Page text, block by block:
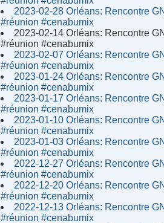
2023-02-28 Orléans: Rencontre
#réunion #cenabumix
2023-02-14 Orléans: Rencontre
#réunion #cenabumix
2023-02-07 Orléans: Rencontre
#réunion #cenabumix
2023-01-24 Orléans: Rencontre
#réunion #cenabumix
2023-01-17 Orléans: Rencontre
#réunion #cenabumix
2023-01-10 Orléans: Rencontre
#réunion #cenabumix
2023-01-03 Orléans: Rencontre
#réunion #cenabumix
2022-12-27 Orléans: Rencontre
#réunion #cenabumix
2022-12-20 Orléans: Rencontre
#réunion #cenabumix
2022-12-13 Orléans: Rencontre
#réunion #cenabumix